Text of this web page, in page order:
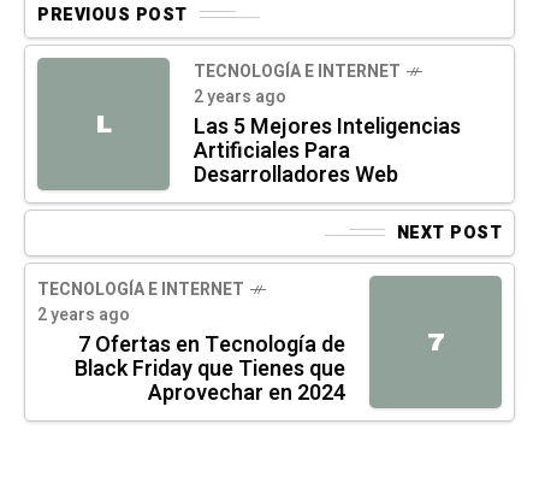
PREVIOUS POST
L
TECNOLOGÍA E INTERNET
2 years ago
Las 5 Mejores Inteligencias
Artificiales Para
Desarrolladores Web
NEXT POST
7
TECNOLOGÍA E INTERNET
2 years ago
7 Ofertas en Tecnología de
Black Friday que Tienes que
Aprovechar en 2024